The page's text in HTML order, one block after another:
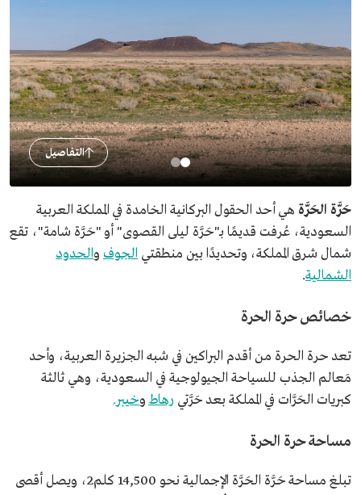
التفاصيل
حَرَّة الحَرَّة هي أحد الحقول البركانية الخامدة في المملكة العربية
السعودية، عُرفت قديمًا بـ"حَرَّة ليلى القصوى" أو "حَرَّة شامة"، تقع
شمال شرق المملكة، وتحديدًا بين منطقتي الجوف والحدود
الشمالية.
خصائص حرة الحرة
تعد حرة الحرة من أقدم البراكين في شبه الجزيرة العربية، وأحد
مَعالم الجذب للسياحة الجيولوجية في السعودية، وهي ثالثة
كبريات الحَرَّات في المملكة بعد حَرَّتي رهاطوخيبر.
مساحة حرة الحرة
تبلغ مساحة حَرَّة الحَرَّة الإجمالية نحو 14,500 كلم2، ويصل أقصى